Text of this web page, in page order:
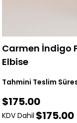
Carmen İndigo
Elbise
Tahmini Teslim
$175.00
KDV Dahil $175.00